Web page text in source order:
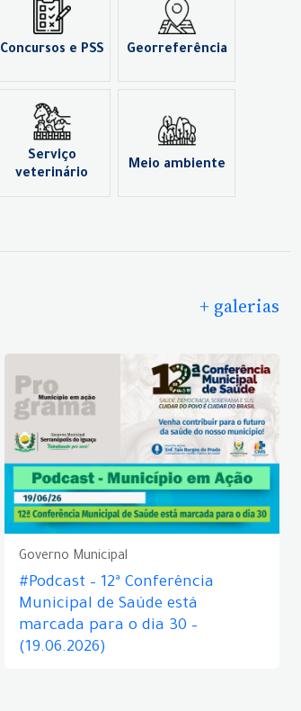
Concursos e PSS Georreferência
Serviço
veterinário
Meio ambiente
+ galerias
Governo Municipal
#Podcast – 12ª Conferência
Municipal de Saúde está
marcada para o dia 30 –
(19.06.2026)